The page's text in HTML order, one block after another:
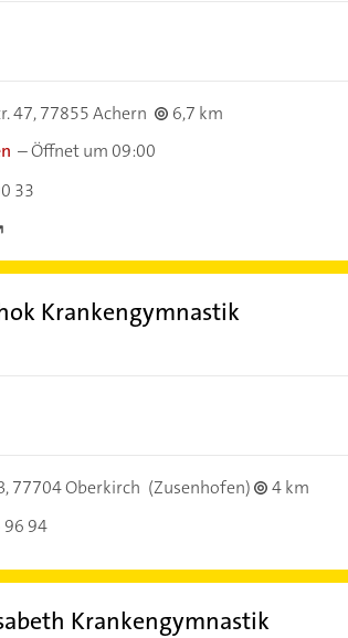
47,77855 Achern
6,7 km
–Öffnet um 09:00
33
Krankengymnastik
77704 Oberkirch (Zusenhofen)
4 km
96 94
Krankengymnastik